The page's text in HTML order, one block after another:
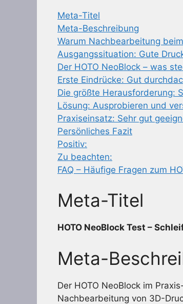
Meta-Titel
Meta-Beschreibung
Warum Nachbearbeitung
Ausgangssituation: Gute
Der HOTO NeoBlock – was
Erste Eindrücke: Gut
Die größte Herausforderung:
Lösung: Ausprobieren und
Praxiseinsatz: Sehr gut
Persönliches Fazit
Positiv:
Zu beachten:
FAQ – Häufige Fragen zum
Meta-Titel
HOTO NeoBlock Test –
Meta-
Der HOTO NeoBlock im
Nachbearbeitung von 3D-